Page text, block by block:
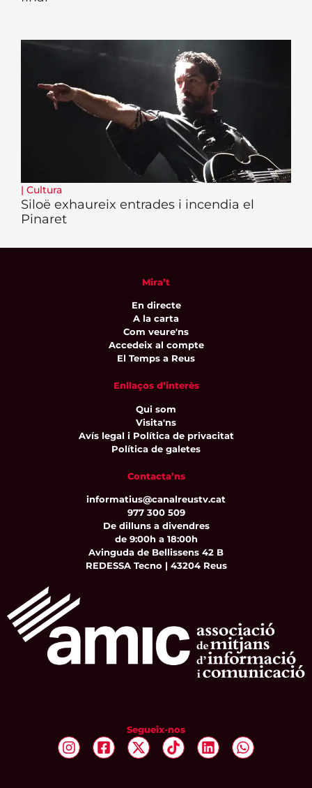
| Cultura
Siloë exhaureix entrades i incendia el
Pinaret
Mira’t
En directe
A la carta
Com veure'ns
Accedeix al compte
El Temps a Reus
Enllaços d’interès
Qui som
Visita'ns
Avís legal i Política de privacitat
Política de galetes
Contacta’ns
informatius@canalreustv.cat
977 300 509
De dilluns a divendres
de 9:00h a 18:00h
Avinguda de Bellissens 42 B
REDESSA Tecno | 43204 Reus
Segueix-nos